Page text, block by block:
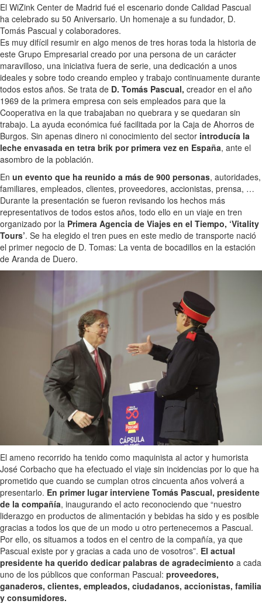
El WiZink Center de Madrid fué el escenario donde Calidad Pascual
ha celebrado su 50 Aniversario. Un homenaje a su fundador, D.
Tomás Pascual y colaboradores.
Es muy difícil resumir en algo menos de tres horas toda la historia de
este Grupo Empresarial creado por una persona de un carácter
maravilloso, una iniciativa fuera de serie, una dedicación a unos
ideales y sobre todo creando empleo y trabajo continuamente durante
todos estos años. Se trata de D. Tomás Pascual, creador en el año
1969 de la primera empresa con seis empleados para que la
Cooperativa en la que trabajaban no quebrara y se quedaran sin
trabajo. La ayuda económica fué facilitada por la Caja de Ahorros de
Burgos. Sin apenas dinero ni conocimiento del sector introducía la
leche envasada en tetra brik por primera vez en España, ante el
asombro de la población.
En un evento que ha reunido a más de 900 personas, autoridades,
familiares, empleados, clientes, proveedores, accionistas, prensa, …
Durante la presentación se fueron revisando los hechos más
representativos de todos estos años, todo ello en un viaje en tren
organizado por la Primera Agencia de Viajes en el Tiempo, ‘Vitality
Tours’. Se ha elegido el tren pues en este medio de transporte nació
el primer negocio de D. Tomas: La venta de bocadillos en la estación
de Aranda de Duero.
El ameno recorrido ha tenido como maquinista al actor y humorista
José Corbacho que ha efectuado el viaje sin incidencias por lo que ha
prometido que cuando se cumplan otros cincuenta años volverá a
presentarlo. En primer lugar interviene Tomás Pascual, presidente
de la compañía, inaugurando el acto reconociendo que “nuestro
liderazgo en productos de alimentación y bebidas ha sido y es posible
gracias a todos los que de un modo u otro pertenecemos a Pascual.
Por ello, os situamos a todos en el centro de la compañía, ya que
Pascual existe por y gracias a cada uno de vosotros”. El actual
presidente ha querido dedicar palabras de agradecimiento a cada
uno de los públicos que conforman Pascual: proveedores,
ganaderos, clientes, empleados, ciudadanos, accionistas, familia
y consumidores.